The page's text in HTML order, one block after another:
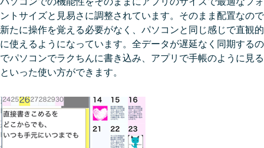
ントサイズと見易さに調整されています。そのまま配置なので
新たに操作を覚える必要がなく、パソコンと同じ感じで直観的
に使えるようになっています。全データが遅延なく同期するの
でパソコンでラクちんに書き込み、アプリで手帳のように見る
といった使い方ができます。